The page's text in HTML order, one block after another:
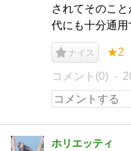
されてそのこ
代にも十分通用
ナイス ★2
コメント(0)
ホリエッティ